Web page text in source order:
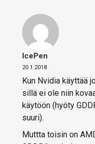
IcePen
20.1.2018
Kun Nvidia käyttää
sillä ei ole niin
käytöön (hyöty
suuri).
Muttta toisin on